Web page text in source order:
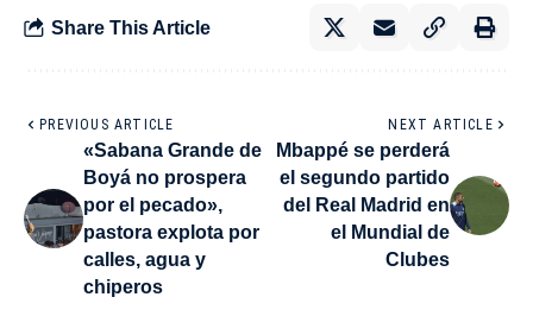
Share This Article
PREVIOUS ARTICLE
«Sabana Grande de
Boyá no prospera
por el pecado»,
pastora explota por
calles, agua y
chiperos
NEXT ARTICLE
Mbappé se perderá
el segundo partido
del Real Madrid en
el Mundial de
Clubes